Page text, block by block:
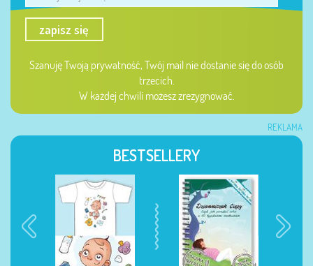
zapisz się
Szanuję Twoją prywatność, Twój mail nie dostanie się do osób
trzecich.
W każdej chwili możesz zrezygnować.
REKLAMA
BESTSELLERY